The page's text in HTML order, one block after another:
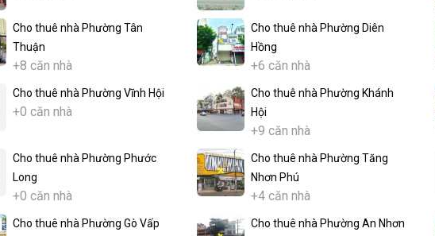
Cho thuê nhà Phường Tân
Thuận
+8 căn nhà
Cho thuê nhà Phường Diên
Hồng
+6 căn nhà
Cho thuê nhà Phường Vĩnh Hội
+0 căn nhà
Cho thuê nhà Phường Khánh
Hội
+9 căn nhà
Cho thuê nhà Phường Phước
Long
+0 căn nhà
Cho thuê nhà Phường Tăng
Nhơn Phú
+4 căn nhà
Cho thuê nhà Phường Gò Vấp Cho thuê nhà Phường An Nhơn